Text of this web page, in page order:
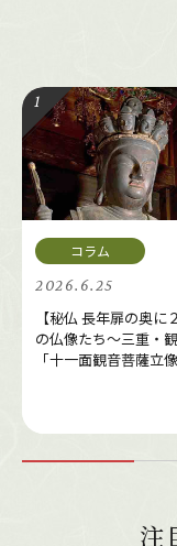
2026.6.25
【秘仏 長年扉の奥に
の仏像たち～三重・
「十一面観音菩薩立
注